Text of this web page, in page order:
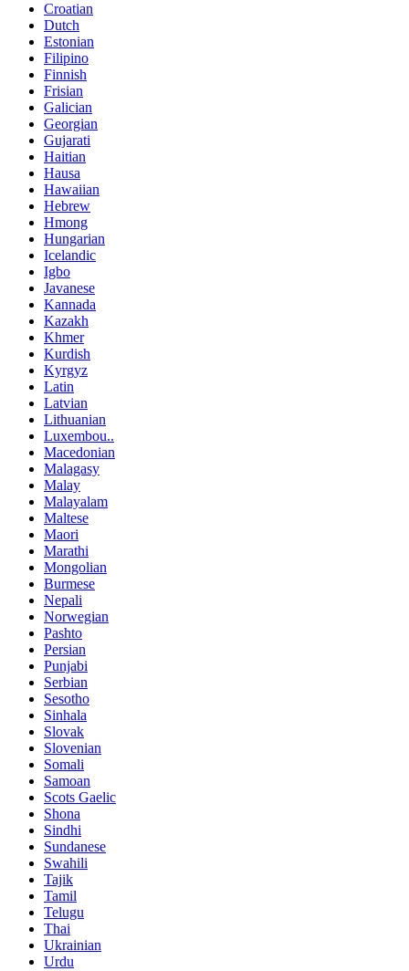
Croatian
Dutch
Estonian
Filipino
Finnish
Frisian
Galician
Georgian
Gujarati
Haitian
Hausa
Hawaiian
Hebrew
Hmong
Hungarian
Icelandic
Igbo
Javanese
Kannada
Kazakh
Khmer
Kurdish
Kyrgyz
Latin
Latvian
Lithuanian
Luxembou..
Macedonian
Malagasy
Malay
Malayalam
Maltese
Maori
Marathi
Mongolian
Burmese
Nepali
Norwegian
Pashto
Persian
Punjabi
Serbian
Sesotho
Sinhala
Slovak
Slovenian
Somali
Samoan
Scots Gaelic
Shona
Sindhi
Sundanese
Swahili
Tajik
Tamil
Telugu
Thai
Ukrainian
Urdu